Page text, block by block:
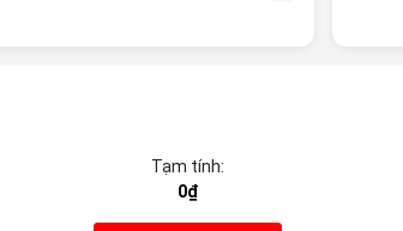
Tạm tính:
0₫